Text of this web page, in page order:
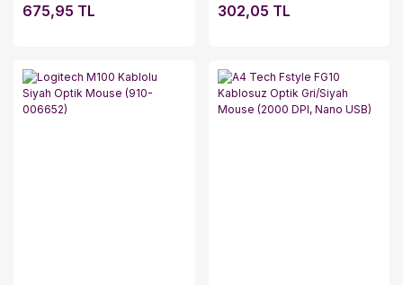
675,95 TL 302,05 TL